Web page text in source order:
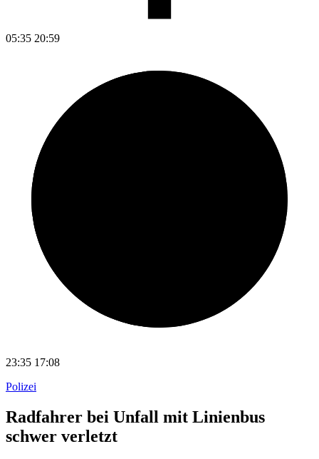
05:35 20:59
23:35 17:08
Polizei
Radfahrer bei Unfall mit Linienbus
schwer verletzt